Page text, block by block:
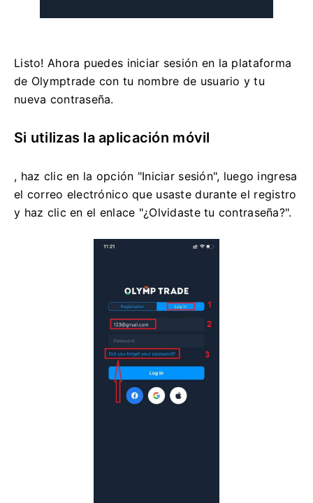
Listo! Ahora puedes iniciar sesión en la plataforma
de Olymptrade con tu nombre de usuario y tu
nueva contraseña.
Si utilizas la aplicación móvil
, haz clic en la opción "Iniciar sesión", luego ingresa
el correo electrónico que usaste durante el registro
y haz clic en el enlace "¿Olvidaste tu contraseña?".